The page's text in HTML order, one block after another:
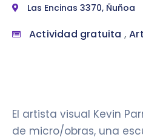
Las Encinas 3370, Ñuñoa
Actividad gratuita ,
El artista visual Kevin
de micro/obras, una